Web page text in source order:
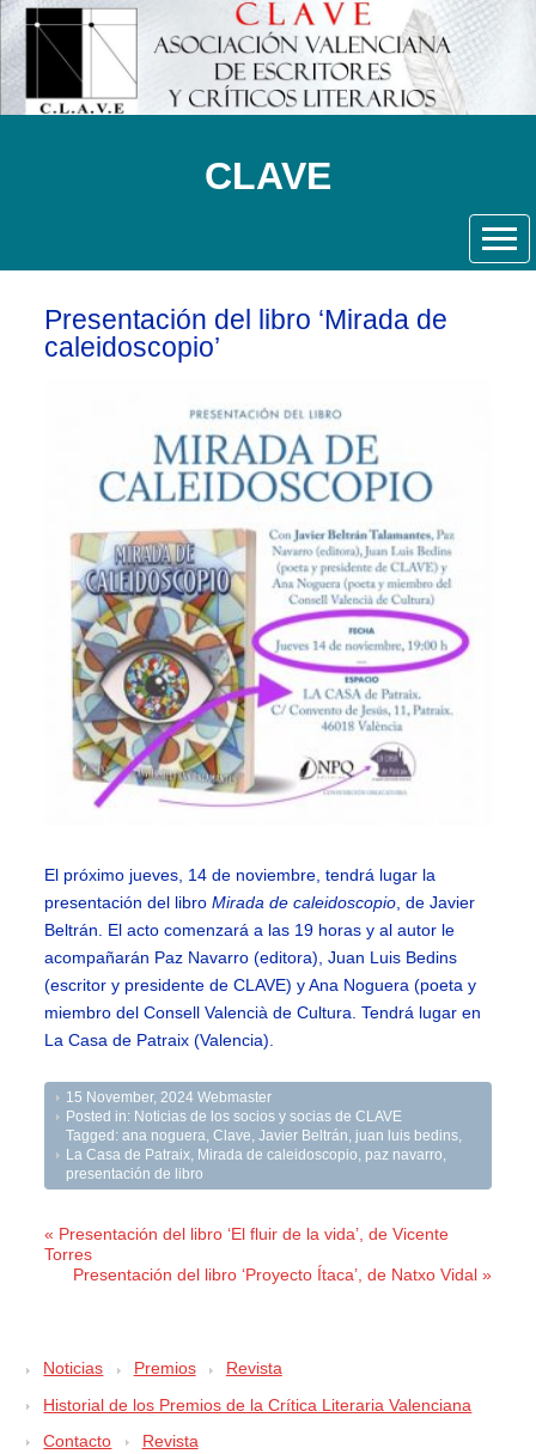
CLAVE
Presentación del libro ‘Mirada de
caleidoscopio’
El próximo jueves, 14 de noviembre, tendrá lugar la
presentación del libroMirada de caleidoscopio , de Javier
Beltrán. El acto comenzará a las 19 horas y al autor le
acompañarán Paz Navarro (editora), Juan Luis Bedins
(escritor y presidente de CLAVE) y Ana Noguera (poeta y
miembro del Consell Valencià de Cultura. Tendrá lugar en
La Casa de Patraix (Valencia).
15 November, 2024 Webmaster
Posted in: Noticias de los socios y socias de CLAVE
Tagged:ana noguera ,Clave ,Javier Beltrán juan luis bedins
La Casa de Patraix
Mirada de caleidoscopio paz navarro
presentación de libro
« Presentación del libro ‘El fluir de la vida’, de Vicente
Torres
Presentación del libro ‘Proyecto Ítaca’, de Natxo Vidal »
Noticias Premios
Revista
Historial de los Premios de la Crítica Literaria Valenciana
Contacto
Revista